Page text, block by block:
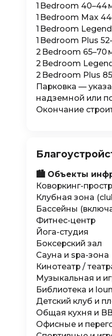
1 Bedroom 40–44
1 Bedroom Max
1 Bedroom
1 Bedroom Plus
2 Bedroom 65–70
2 Bedroom
2 Bedroom Plus
Парковка —
надземной или
Окончание
🏙️ Объекты
Коворкинг-
Клубная зона
Бассейны
Фитнес-центр
Йога-студия
Боксерский зал
Сауна и spa-зона
Кинотеатр /
Музыкальная и
Библиотека и
Детский клуб и
Общая кухня и
Офисные и